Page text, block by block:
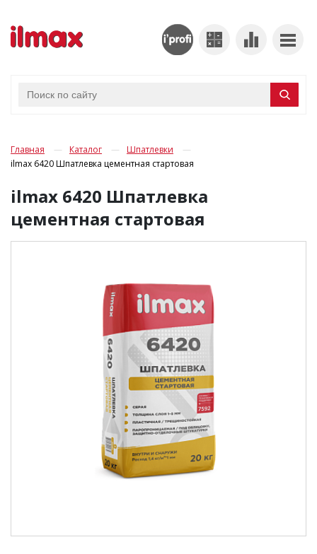
Главная Каталог
Шпатлевки
ilmax 6420 Шпатлевка цементная стартовая
ilmax 6420 Шпатлевка
цементная стартовая